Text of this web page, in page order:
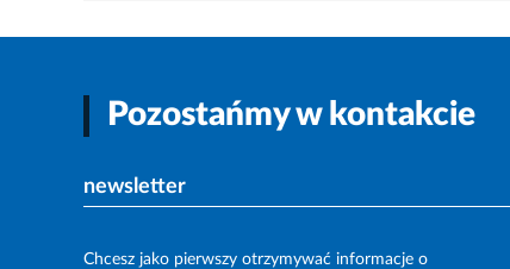
Pozostańmy w kontakcie
newsletter
Chcesz jako pierwszy otrzymywać informacje o